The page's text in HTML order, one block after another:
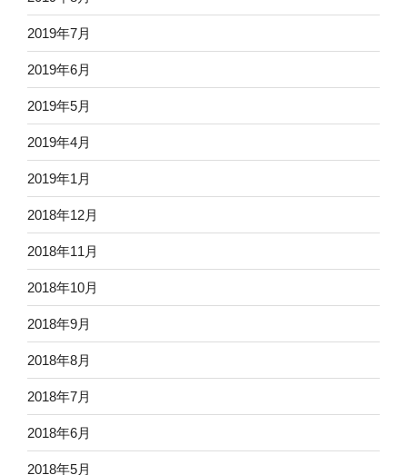
2019年7月
2019年6月
2019年5月
2019年4月
2019年1月
2018年12月
2018年11月
2018年10月
2018年9月
2018年8月
2018年7月
2018年6月
2018年5月